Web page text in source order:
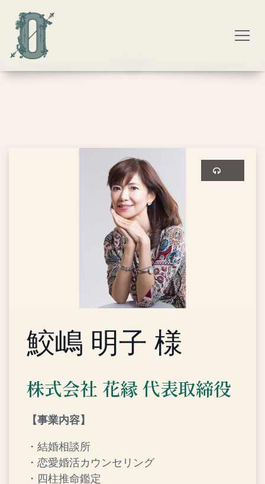
鮫嶋 明子 様
株式会社 花縁 代表取締役
【事業内容】
・結婚相談所
・恋愛婚活カウンセリング
・四柱推命鑑定